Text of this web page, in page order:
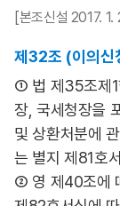
[본조신설 2017. 1.
제32조 (이의신
① 법 제35조제1
장, 국세청장을
및 상환처분에
는 별지 제81호
② 영 제40조에